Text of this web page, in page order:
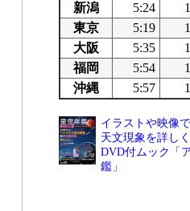
新潟
5:24
東京
5:19
大阪
5:35
福岡
5:54
沖縄
5:57
イラストや映像で
天文現象を詳しく
DVD付ムック「
鑑」